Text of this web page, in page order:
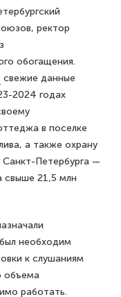
ректор
обогащения.
свежие данные
2024 годах
в поселке
а также охрану
Санкт-Петербурга —
свыше 21,5 млн
необходим
к слушаниям
объема
работать.